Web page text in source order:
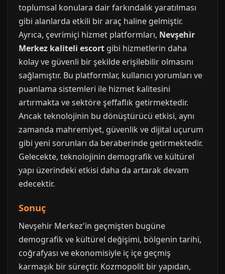
toplumsal konulara dair farkındalık yaratılması
gibi alanlarda etkili bir araç haline gelmiştir.
Ayrıca, çevrimiçi hizmet platformları, Nevşehir
Merkez kaliteli escort gibi hizmetlerin daha
kolay ve güvenli bir şekilde erişilebilir olmasını
sağlamıştır. Bu platformlar, kullanıcı yorumları ve
puanlama sistemleri ile hizmet kalitesini
artırmakta ve sektöre şeffaflık getirmektedir.
Ancak teknolojinin bu dönüştürücü etkisi, aynı
zamanda mahremiyet, güvenlik ve dijital uçurum
gibi yeni sorunları da beraberinde getirmektedir.
Gelecekte, teknolojinin demografik ve kültürel
yapı üzerindeki etkisi daha da artarak devam
edecektir.
Sonuç
Nevşehir Merkez'in geçmişten bugüne
demografik ve kültürel değişimi, bölgenin tarihi,
coğrafyası ve ekonomisiyle iç içe geçmiş
karmaşık bir süreçtir. Kozmopolit bir yapıdan,